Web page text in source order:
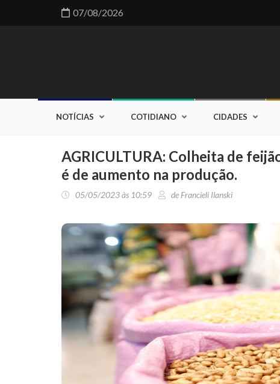
07/08/2026
NOTÍCIAS COTIDIANO CIDADES
AGRICULTURA: Colheita de
é de aumento na produção.
05/05/2023 às 10:59 de Francieli Ilanski